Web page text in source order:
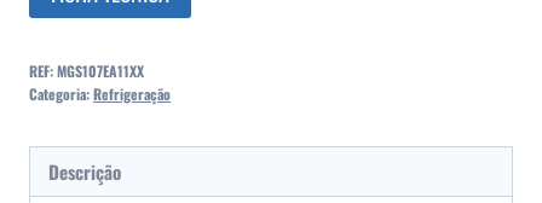
REF:MGS107EA11XX
Categoria:Refrigeração
Descrição